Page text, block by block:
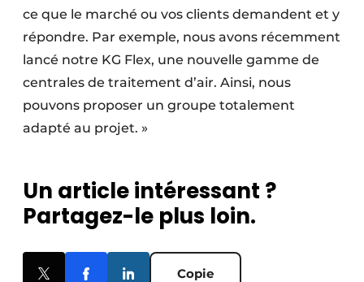
ce que le marché ou vos clients demandent et y
­répondre. Par exemple, nous avons récemment
lancé notre KG Flex, une nouvelle gamme de
centrales de traitement d’air. Ainsi, nous
pouvons proposer un groupe totalement
adapté au projet. »
Un article intéressant ?
Partagez-le plus loin.
Copie